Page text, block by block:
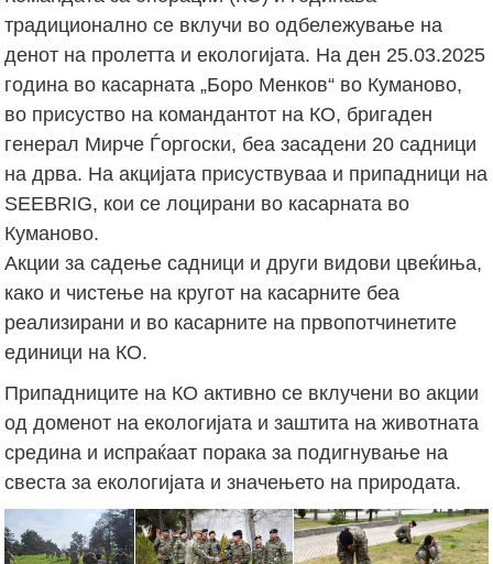
традиционално се вклучи во одбележување на
денот на пролетта и екологијата. На ден 25.03.2025
година во касарната „Боро Менков“ во Куманово,
во присуство на командантот на КО, бригаден
генерал Мирче Ѓоргоски, беа засадени 20 садници
на дрва. На акцијата присуствуваа и припадници на
SEEBRIG, кои се лоцирани во касарната во
Куманово.
Акции за садење садници и други видови цвеќиња,
како и чистење на кругот на касарните беа
реализирани и во касарните на првопотчинетите
единици на КО.
Припадниците на КО активно се вклучени во акции
од доменот на екологијата и заштита на животната
средина и испраќаат порака за подигнување на
свеста за екологијата и значењето на природата.